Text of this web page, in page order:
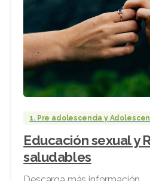
1. Pre adolescencia y
Educación sexual y
saludables